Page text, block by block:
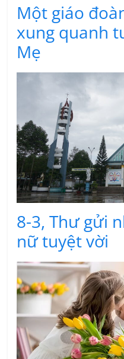
Một giáo
xung quanh
Mẹ
8-3, Thư gửi
nữ tuyệt vời